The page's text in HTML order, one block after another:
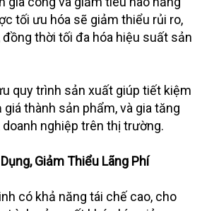
tối ưu hóa sẽ giảm thiểu rủi ro,
thời tối đa hóa hiệu suất sản
quy trình sản xuất giúp tiết kiệm
giá thành sản phẩm, và gia tăng
nghiệp trên thị trường.
Giảm Thiểu Lãng Phí
có khả năng tái chế cao, cho